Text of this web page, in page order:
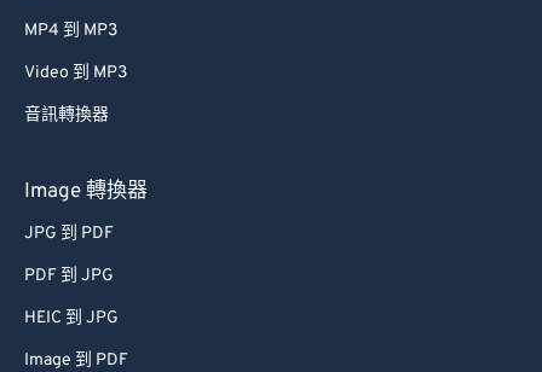
MP4 到 MP3
Video 到 MP3
音訊轉換器
Image 轉換器
JPG 到 PDF
PDF 到 JPG
HEIC 到 JPG
Image 到 PDF